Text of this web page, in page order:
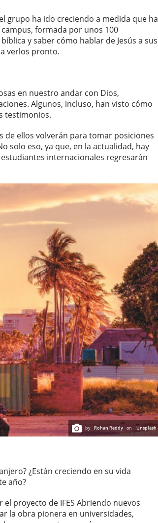
grupo ha ido creciendo a medida que ha
formada por unos 100
y saber cómo hablar de Jesús a sus
verlos pronto.
en nuestro andar con Dios,
Algunos, incluso, han visto cómo
testimonios.
ellos volverán para tomar posiciones
solo eso, ya que, en la actualidad, hay
internacionales regresarán
by Rohan Reddy on Unsplash
¿Están creciendo en su vida
año?
proyecto de IFES Abriendo nuevos
la obra pionera en universidades,